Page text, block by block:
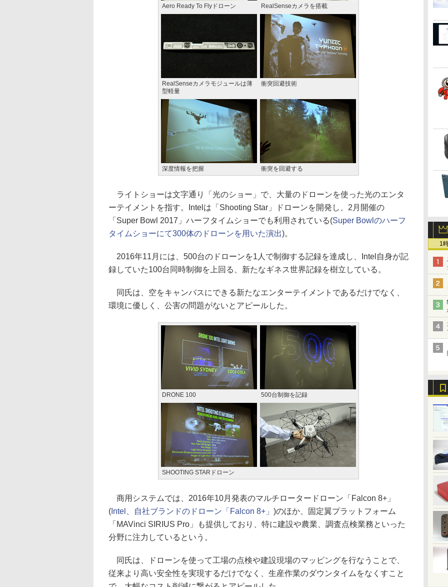
1
Aero Ready To Flyドローン RealSenseカメラを搭載
RealSenseカメラモジュールは薄
型軽量
衝突回避技術
深度情報を把握 衝突を回避する
ライトショーは文字通り「光のショー」で、大量のドローンを使った光のエンタ
ーテイメントを指す。Intelは「Shooting Star」ドローンを開発し、2月開催の
「Super Bowl 2017」ハーフタイムショーでも利用されている(Super Bowlのハーフ
タイムショーにて300体のドローンを用いた演出)。
2016年11月には、500台のドローンを1人で制御する記録を達成し、Intel自身が記
録していた100台同時制御を上回る、新たなギネス世界記録を樹立している。
同氏は、空をキャンバスにできる新たなエンターテイメントであるだけでなく、
環境に優しく、公害の問題がないとアピールした。
DRONE 100 500台制御を記録
SHOOTING STARドローン
商用システムでは、2016年10月発表のマルチロータードローン「Falcon 8+」
( Intel、自社ブランドのドローン「Falcon 8+」 )のほか、固定翼プラットフォーム
「MAVinci SIRIUS Pro」も提供しており、特に建設や農業、調査点検業務といった
分野に注力しているという。
同氏は、ドローンを使って工場の点検や建設現場のマッピングを行なうことで、
従来より高い安全性を実現するだけでなく、生産作業のダウンタイムをなくすこと